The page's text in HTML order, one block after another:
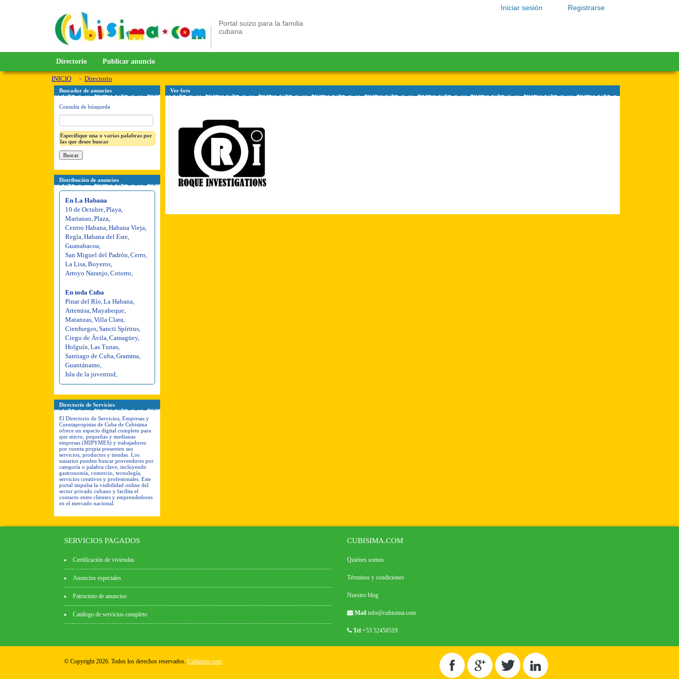
Registrarse
Iniciar sesión
Portal suizo para la familia
cubana
Directorio Publicar anuncio
INICIO Directorio
Buscador de anuncios
Consulta de búsqueda
Especifique una o varias palabras por
las que desee buscar
Distribución de anuncios
En La Habana
10 de Octubre Playa
Marianao Plaza
Centro Habana Habana Vieja
Regla Habana del Este
Guanabacoa
San Miguel del Padrón Cerro
La Lisa Boyeros
Arroyo Naranjo Cotorro
En toda Cuba
Pinar del Río La Habana
Artemisa Mayabeque
Matanzas Villa Clara
Cienfuegos Sancti Spíritus
Ciego de Ávila Camagüey,
Holguín Las Tunas
Santiago de Cuba Gramma
Guantánamo
Isla de la juventud
Directorio de Servicios
El Directorio de Servicios, Empresas y
Cuentapropistas de Cuba de Cubisima
ofrece un espacio digital completo para
que micro, pequeñas y medianas
empresas (MIPYMES) y trabajadores
por cuenta propia presenten sus
servicios, productos y tiendas. Los
usuarios pueden buscar proveedores por
categoría o palabra clave, incluyendo
gastronomía, comercio, tecnología,
servicios creativos y profesionales. Este
portal impulsa la visibilidad online del
sector privado cubano y facilita el
contacto entre clientes y emprendedores
en el mercado nacional.
Ver foto
SERVICIOS PAGADOS
Certificación de viviendas
Anuncios especiales
Patrocinio de anuncios
Catálogo de servicios completo
CUBISIMA.COM
Quiénes somos
Términos y condiciones
Nuestro blog
Mail info@cubisima.com
Tel +53 52458519
© Copyright 2026. Todos los derechos reservados. Cubisima.com